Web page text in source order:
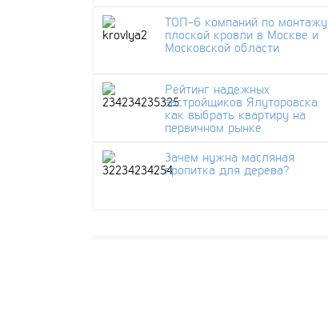
ТОП-6 компаний по монтажу
плоской кровли в Москве и
Московской области
Рейтинг надежных
застройщиков Ялуторовска:
как выбрать квартиру на
первичном рынке
Зачем нужна масляная
пропитка для дерева?